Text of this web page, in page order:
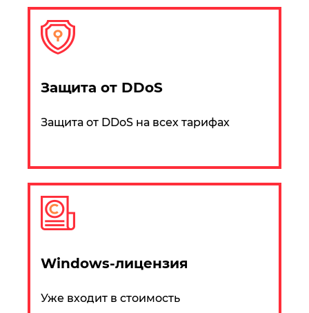
Защита от DDoS
Защита от DDоS на всех тарифах
Windows-лицензия
Уже входит в стоимость